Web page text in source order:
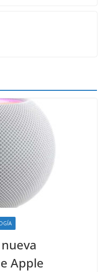
Apple